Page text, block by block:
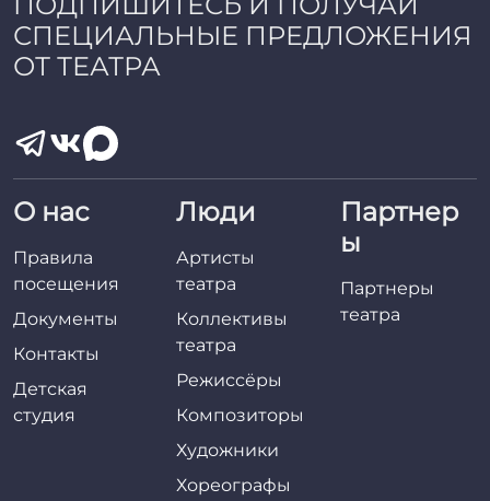
СПЕЦИАЛЬНЫЕ ПРЕДЛОЖЕНИЯ
ОТ ТЕАТРА
О нас
Правила
посещения
Документы
Контакты
Детская
студия
Люди
Артисты
театра
Коллективы
театра
Режиссёры
Композиторы
Художники
Хореографы
Партнер
ы
Партнеры
театра